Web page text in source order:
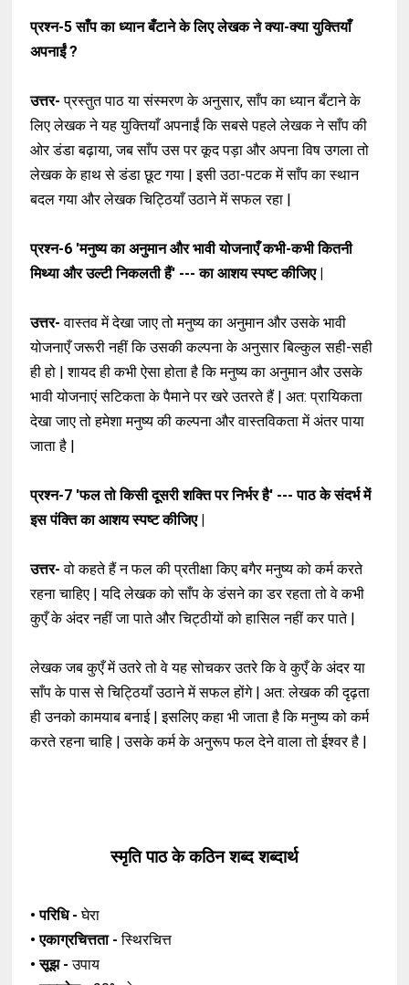
प्रश्न-5साँप का ध्यान बँटाने के लिए लेखक ने क्या-क्या युक्तियाँ
अपनाईं ?
उत्तर-प्रस्तुत पाठ या संस्मरण के अनुसार, साँप का ध्यान बँटाने के
लिए लेखक ने यह युक्तियाँ अपनाईं कि सबसे पहले लेखक ने साँप की
ओर डंडा बढ़ाया,जब साँप उस पर कूद पड़ा और अपना विष उगला तो
लेखक के हाथ से डंडा छूट गया | इसी उठा-पटक में साँप का स्थान
बदल गया और लेखक चिट्ठियाँ उठाने में सफल रहा |
प्रश्न-6 'मनुष्य का अनुमान और भावी योजनाएँ कभी-कभी कितनी
मिथ्या और उल्टी निकलती हैं' --- का आशय स्पष्ट कीजिए |
उत्तर-वास्तव में देखा जाए तो मनुष्य का अनुमान और उसके भावी
योजनाएँ जरूरी नहीं कि उसकी कल्पना के अनुसार बिल्कुल सही-सही
ही हो | शायद ही कभी ऐसा होता है कि मनुष्य का अनुमान और उसके
भावी योजनाएं सटिकता के पैमाने पर खरे उतरते हैं | अत: प्रायिकता
देखा जाए तो हमेशा मनुष्य की कल्पना और वास्तविकता में अंतर पाया
जाता है |
प्रश्न-7 'फल तो किसी दूसरी शक्ति पर निर्भर है' --- पाठ के संदर्भ में
इस पंक्ति का आशय स्पष्ट कीजिए |
उत्तर- वो कहते हैं न फल की प्रतीक्षा किए बगैर मनुष्य को कर्म करते
रहना चाहिए | यदि लेखक को साँप के डंसने का डर रहता तो वे कभी
कुएँ के अंदर नहीं जा पाते और चिट्ठीयों को हासिल नहीं कर पाते |
लेखक जब कुएँ में उतरे तो वे यह सोचकर उतरे कि वे कुएँ के अंदर या
साँप के पास से चिट्ठियाँ उठाने में सफल होंगे | अत: लेखक की दृढ़ता
ही उनको कामयाब बनाई | इसलिए कहा भी जाता है कि मनुष्य को कर्म
करते रहना चाहि | उसके कर्म के अनुरूप फल देने वाला तो ईश्वर है |
स्मृति पाठ के कठिन शब्दशब्दार्थ
• परिधि - घेरा
• एकाग्रचित्तता - स्थिरचित्त
• सूझ - उपाय